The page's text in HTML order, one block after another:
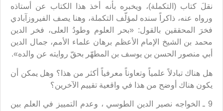
نقلَ كتاب (التكملة)، ويخبره بأنه أخذ هذا الكتاب عن أستاذه
ورواه عنه، ذاكراً سنده لمؤلّف التكملة، وهنا يصف الفيروزآبادي
فخرَ المحققين بالقول: «بحر العلوم وطودُ العلى، فخر الدين
محمد بن الشيخ الإمام الأعظم برهان علماء الأمم، جمال الدين
أبي منصور الحسن بن يوسف بن المطهّر بحقّ روايته عن والده».
هل هناك تبادلاً علمياً وتعاوناً معرفياً أكثر من هذا؟ وهل يمكن أن
يكون هناك أوضح من هذا في واقعية تقييم الآخرين؟
9 ـ الخواجه نصير الدين الطوسي ، وعدم التمييز في العلم بين